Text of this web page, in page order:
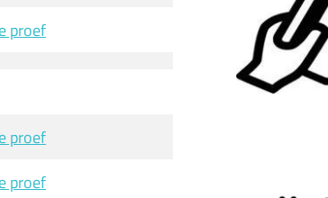
proef
proef
proef